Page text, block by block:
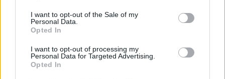
I want to opt-out of the Sale of my
Personal Data.
Opted In
I want to opt-out of processing my
Personal Data for Targeted Advertising.
Opted In
Νέο Audi A2 e-tron με στόχο
αποδοτικότητας